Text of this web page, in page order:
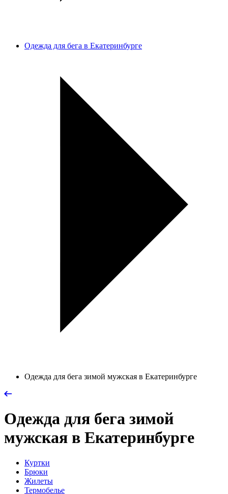
Одежда для бега в Екатеринбурге
Одежда для бега зимой мужская в Екатеринбурге
Одежда для бега зимой
мужская в Екатеринбурге
Куртки
Брюки
Жилеты
Термобелье